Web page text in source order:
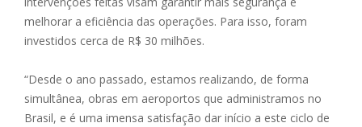
melhorar a eficiência das operações. Para isso, foram
investidos cerca de R$ 30 milhões.
“Desde o ano passado, estamos realizando, de forma
simultânea, obras em aeroportos que administramos no
Brasil, e é uma imensa satisfação dar início a este ciclo de